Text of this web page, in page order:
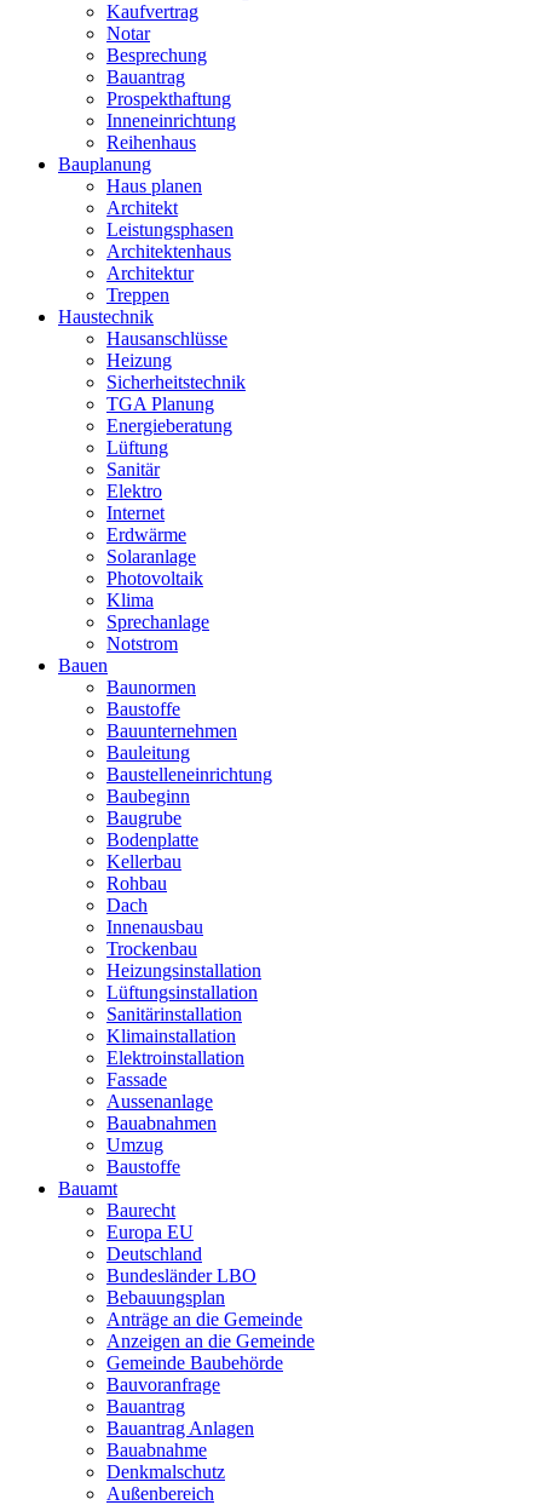
Kaufvertrag
Notar
Besprechung
Bauantrag
Prospekthaftung
Inneneinrichtung
Reihenhaus
Bauplanung
Haus planen
Architekt
Leistungsphasen
Architektenhaus
Architektur
Treppen
Haustechnik
Hausanschlüsse
Heizung
Sicherheitstechnik
TGA Planung
Energieberatung
Lüftung
Sanitär
Elektro
Internet
Erdwärme
Solaranlage
Photovoltaik
Klima
Sprechanlage
Notstrom
Bauen
Baunormen
Baustoffe
Bauunternehmen
Bauleitung
Baustelleneinrichtung
Baubeginn
Baugrube
Bodenplatte
Kellerbau
Rohbau
Dach
Innenausbau
Trockenbau
Heizungsinstallation
Lüftungsinstallation
Sanitärinstallation
Klimainstallation
Elektroinstallation
Fassade
Aussenanlage
Bauabnahmen
Umzug
Baustoffe
Bauamt
Baurecht
Europa EU
Deutschland
Bundesländer LBO
Bebauungsplan
Anträge an die Gemeinde
Anzeigen an die Gemeinde
Gemeinde Baubehörde
Bauvoranfrage
Bauantrag
Bauantrag Anlagen
Bauabnahme
Denkmalschutz
Außenbereich